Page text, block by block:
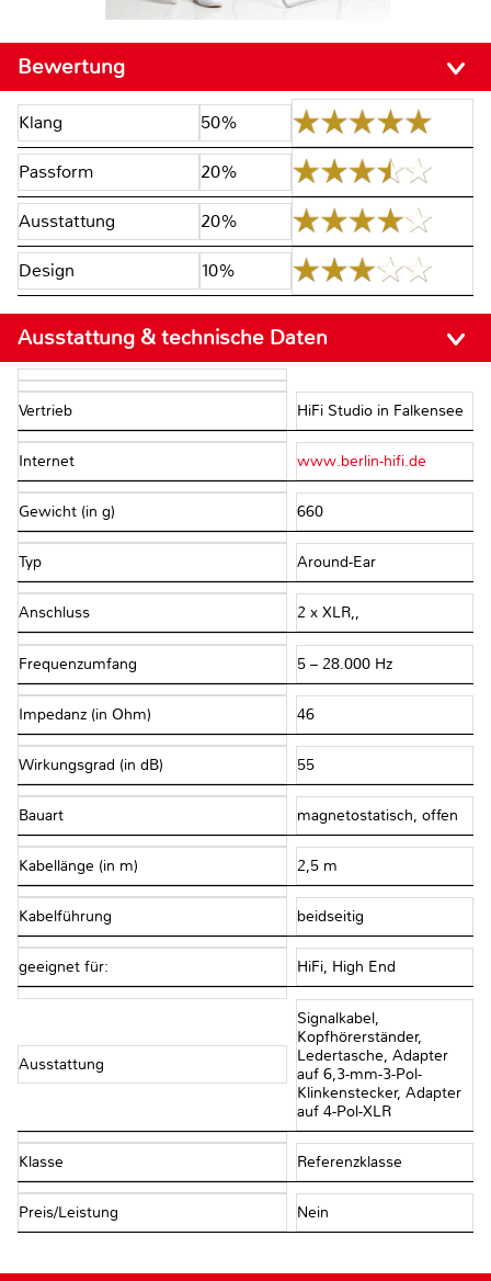
Bewertung
Klang 50%
Passform 20%
Ausstattung 20%
Design 10%
Ausstattung & technische Daten
Vertrieb HiFi Studio in Falkensee
Internet www.berlin-hifi.de
Gewicht (in g) 660
Typ Around-Ear
Anschluss 2 x XLR,,
Frequenzumfang 5 – 28.000 Hz
Impedanz (in Ohm) 46
Wirkungsgrad (in dB) 55
Bauart magnetostatisch, offen
Kabellänge (in m) 2,5 m
Kabelführung beidseitig
geeignet für: HiFi, High End
Ausstattung
Signalkabel,
Kopfhörerständer,
Ledertasche, Adapter
auf 6,3-mm-3-Pol-
Klinkenstecker, Adapter
auf 4-Pol-XLR
Klasse Referenzklasse
Preis/Leistung Nein